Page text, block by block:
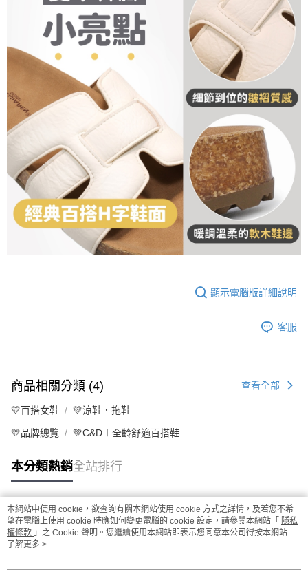
顯示電腦版詳細說明
客服
商品相關分類 (4) 查看全部
💛百搭女鞋 💚涼鞋．拖鞋
💛品牌總覽 💚C&D∣全齡舒適百搭鞋
本分類熱銷全站排行
熱門標籤
本網站中使用 cookie，欲查詢有關本網站使用 cookie 方式之詳情，及若您不希
望在電腦上使用 cookie 時應如何變更電腦的 cookie 設定，請參閱本網站「 隱私
權條款 」之 Cookie 聲明。您繼續使用本網站即表示您同意本公司得按本網站使
用條款之 Cookie 聲明使用 cookie。
了解更多 >